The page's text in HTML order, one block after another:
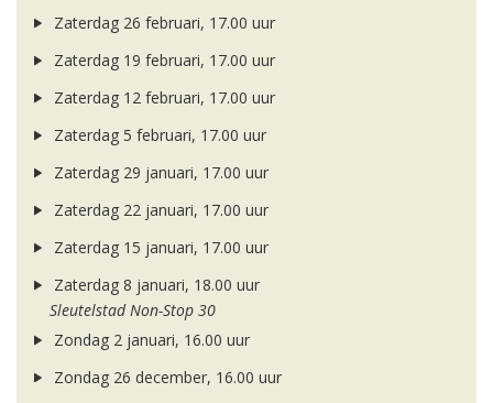
Zaterdag 26 februari, 17.00 uur
Zaterdag 19 februari, 17.00 uur
Zaterdag 12 februari, 17.00 uur
Zaterdag 5 februari, 17.00 uur
Zaterdag 29 januari, 17.00 uur
Zaterdag 22 januari, 17.00 uur
Zaterdag 15 januari, 17.00 uur
Zaterdag 8 januari, 18.00 uur
Sleutelstad Non-Stop 30
Zondag 2 januari, 16.00 uur
Zondag 26 december, 16.00 uur